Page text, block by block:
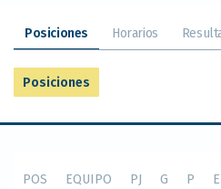
Posiciones Horarios
Posiciones
POS EQUIPO PJ G P E